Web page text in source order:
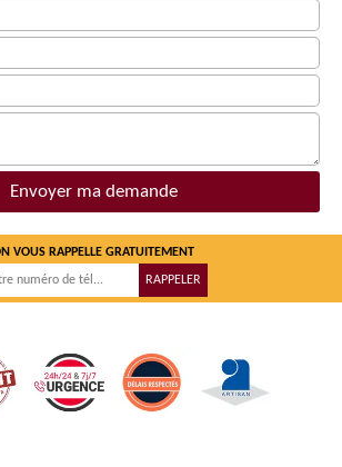
VOUS RAPPELLE GRATUITEMENT